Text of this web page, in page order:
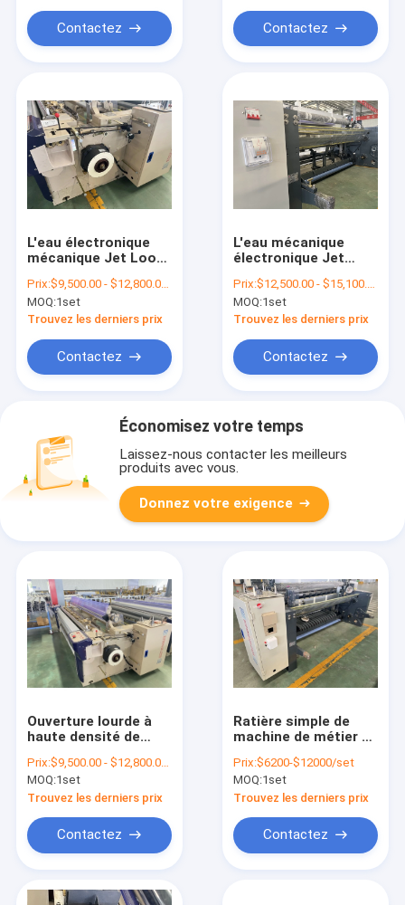
Contactez Contactez
L'eau électronique
mécanique Jet Loom
de machine de métier
à tisser de tissage
Prix:$9,500.00 - $12,800.00/sets
MOQ:1set
Trouvez les derniers prix
Contactez
L'eau mécanique
électronique Jet
170cm de métier à
tisser de tissage
d'ouverture de
Prix:$12,500.00 - $15,100.00/sets
MOQ:1set
Trouvez les derniers prix
Contactez
Économisez votre temps
Laissez-nous contacter les meilleurs
produits avec vous.
Donnez votre exigence
Ouverture lourde à
haute densité de
1200 t/mn de métier
à tisser de tissage
de tissu
Prix:$9,500.00 - $12,800.00/sets
MOQ:1set
Trouvez les derniers prix
Contactez
Ratière simple de
machine de métier à
pompe jetant l'eau
Jet Power Loom de
double tissu
Prix:$6200-$12000/set
MOQ:1set
Trouvez les derniers prix
Contactez